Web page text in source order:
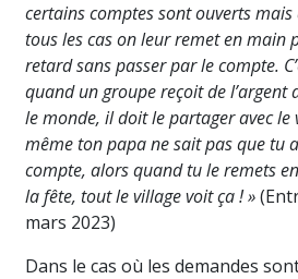
certains comptes sont ouverts mais
tous les cas on leur remet en main
retard sans passer par le compte.
quand un groupe reçoit de l’argent
le monde, il doit le partager avec le
même ton papa ne sait pas que tu
compte, alors quand tu le remets
la fête, tout le village voit ça ! »
mars 2023)
Dans le cas où les demandes